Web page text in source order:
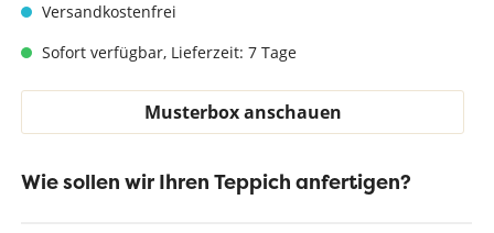
Versandkostenfrei
Sofort verfügbar, Lieferzeit: 7 Tage
Musterbox anschauen
Wie sollen wir Ihren Teppich anfertigen?